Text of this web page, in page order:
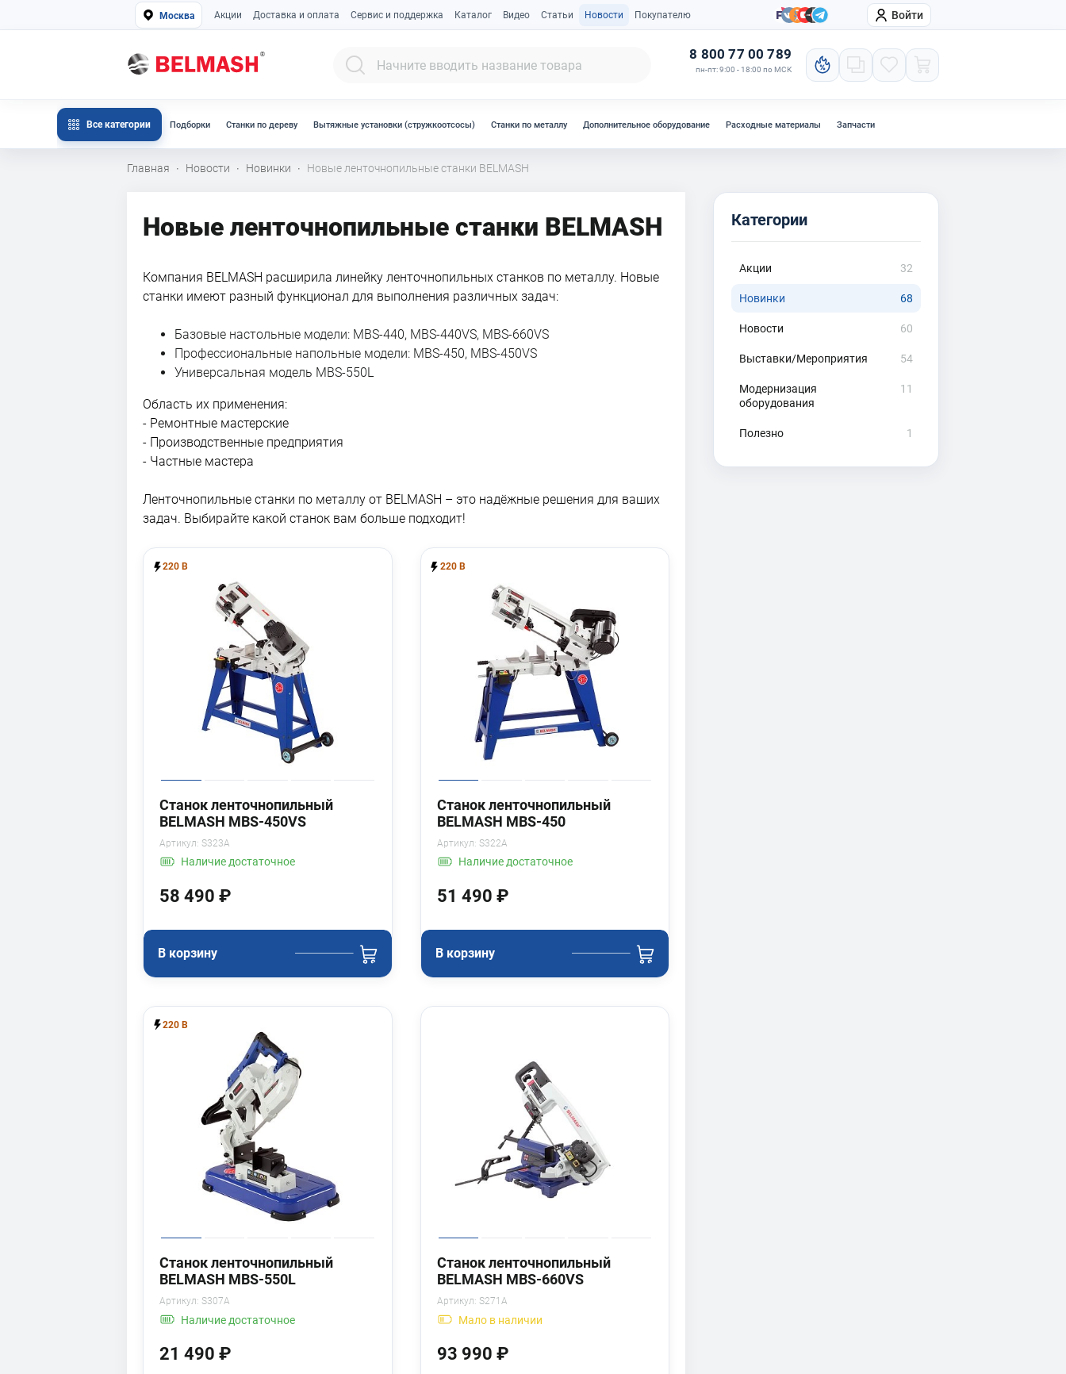
Москва Акции Доставка и оплата Сервис и поддержка Каталог Видео Статьи Новости Покупателю Компания Войти
8 800 77 00 789
пн-пт: 9:00 - 18:00 по МСК
Все категории Подборки Станки по дереву Вытяжные установки (стружкоотсосы) Станки по металлу Дополнительное оборудование Расходные материалы Запчасти
Главная · Новости · Новинки · Новые ленточнопильные станки BELMASH
Новые ленточнопильные станки BELMASH
Компания BELMASH расширила линейку ленточнопильных станков по металлу. Новые
станки имеют разный функционал для выполнения различных задач:
Базовые настольные модели: MBS-440, MBS-440VS, MBS-660VS
Профессиональные напольные модели: MBS-450, MBS-450VS
Универсальная модель MBS-550L
Область их применения:
- Ремонтные мастерские
- Производственные предприятия
- Частные мастера
Ленточнопильные станки по металлу от BELMASH – это надёжные решения для ваших
задач. Выбирайте какой станок вам больше подходит!
220 В
Станок ленточнопильный
BELMASH MBS-450VS
Артикул: S323A
Наличиедостаточное
58 490 ₽
В корзину
220 В
Станок ленточнопильный
BELMASH MBS-450
Артикул: S322A
Наличиедостаточное
51 490 ₽
В корзину
220 В
Станок ленточнопильный
BELMASH MBS-550L
Артикул: S307A
Наличие достаточное
21 490 ₽
Станок ленточнопильный
BELMASH MBS-660VS
Артикул: S271A
Малов наличии
93 990 ₽
Категории
Акции 32
Новинки 68
Новости 60
Выставки/Мероприятия 54
Модернизация
оборудования
11
Полезно 1